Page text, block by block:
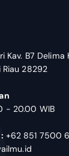
Kav. B7 Delima
Riau 28292
- 20.00 WIB
+62 851 7500